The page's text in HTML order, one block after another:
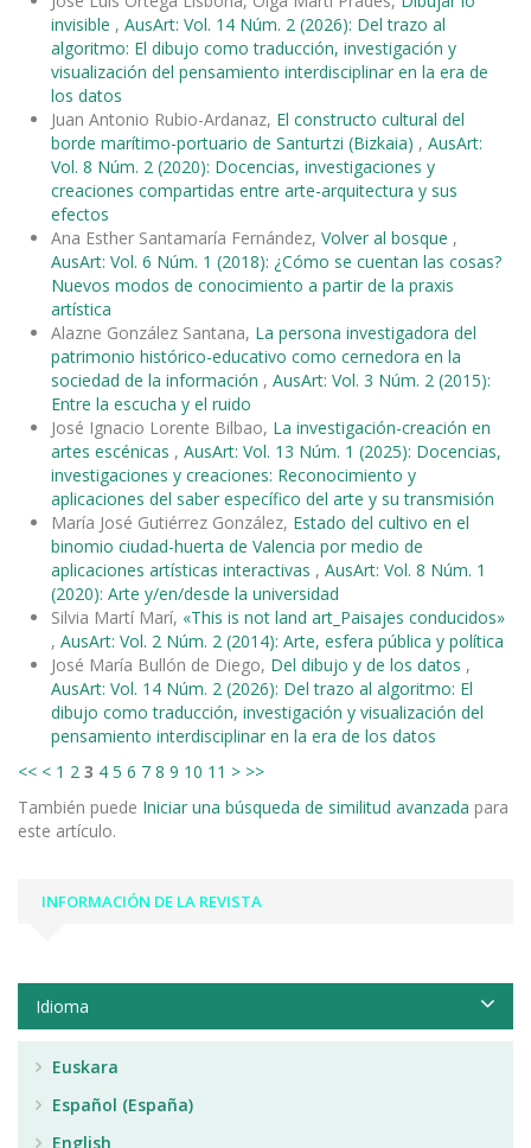
invisible , AusArt: Vol. 14 Núm. 2 (2026): Del trazo al
algoritmo: El dibujo como traducción, investigación y
visualización del pensamiento interdisciplinar en la era de
los datos
Juan Antonio Rubio-Ardanaz, El constructo cultural del
borde marítimo-portuario de Santurtzi (Bizkaia) , AusArt:
Vol. 8 Núm. 2 (2020): Docencias, investigaciones y
creaciones compartidas entre arte-arquitectura y sus
efectos
Ana Esther Santamaría Fernández, Volver al bosque ,
AusArt: Vol. 6 Núm. 1 (2018): ¿Cómo se cuentan las cosas?
Nuevos modos de conocimiento a partir de la praxis
artística
Alazne González Santana, La persona investigadora del
patrimonio histórico-educativo como cernedora en la
sociedad de la información , AusArt: Vol. 3 Núm. 2 (2015):
Entre la escucha y el ruido
José Ignacio Lorente Bilbao, La investigación-creación en
artes escénicas , AusArt: Vol. 13 Núm. 1 (2025): Docencias,
investigaciones y creaciones: Reconocimiento y
aplicaciones del saber específico del arte y su transmisión
María José Gutiérrez González, Estado del cultivo en el
binomio ciudad-huerta de Valencia por medio de
aplicaciones artísticas interactivas , AusArt: Vol. 8 Núm. 1
(2020): Arte y/en/desde la universidad
Silvia Martí Marí, «This is not land art_Paisajes conducidos»
, AusArt: Vol. 2 Núm. 2 (2014): Arte, esfera pública y política
José María Bullón de Diego, Del dibujo y de los datos ,
AusArt: Vol. 14 Núm. 2 (2026): Del trazo al algoritmo: El
dibujo como traducción, investigación y visualización del
pensamiento interdisciplinar en la era de los datos
<< < 1 2 3 4 5 6 7 8 9 10 11 > >>
También puede Iniciar una búsqueda de similitud avanzada para
este artículo.
INFORMACIÓN DE LA REVISTA
Idioma
Euskara
Español (España)
English